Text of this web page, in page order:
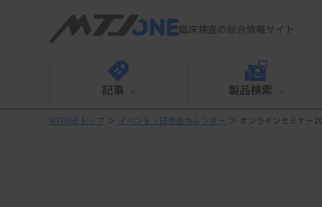
臨床検査の総合情報サイト
記事 製品検索
MTJONEトップ ＞ イベント・研修会カレンダー ＞ オンラインセミナー